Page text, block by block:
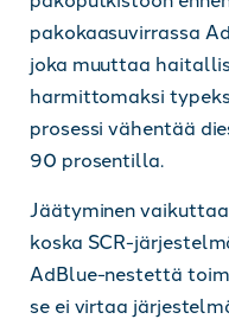
pakokaasuvirrassa
joka muuttaa
harmittomaksi
prosessi vähentää
90 prosentilla.
Jäätyminen
koska SCR-
AdBlue-nestettä
se ei virtaa